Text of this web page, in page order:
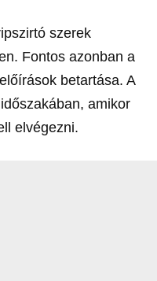
szerek
Fontos azonban a
betartása. A
amikor
elvégezni.